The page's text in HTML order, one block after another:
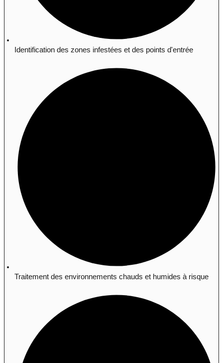
Identification des zones infestées et des points d'entrée
Traitement des environnements chauds et humides à risque